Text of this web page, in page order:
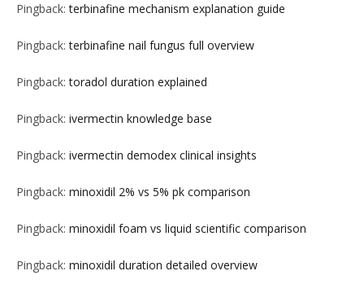
Pingback:terbinafine mechanism explanation guide
Pingback:terbinafine nail fungus full overview
Pingback:toradol duration explained
Pingback: ivermectin knowledge base
Pingback: ivermectin demodex clinical insights
Pingback: minoxidil 2% vs 5% pk comparison
Pingback: minoxidil foam vs liquid scientific comparison
Pingback: minoxidil duration detailed overview